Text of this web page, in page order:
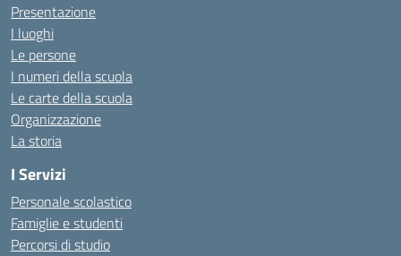
Presentazione
I luoghi
Le persone
I numeri della scuola
Le carte della scuola
Organizzazione
La storia
I Servizi
Personale scolastico
Famiglie e studenti
Percorsi di studio